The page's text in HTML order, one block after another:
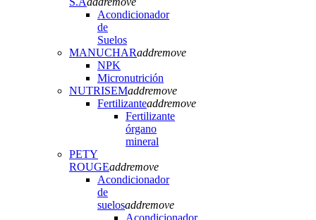
Acondicionador
de
Suelos
MANUCHARaddremove
NPK
Micronutrición
NUTRISEMaddremove
Fertilizanteaddremove
Fertilizante
órgano
mineral
PETY
ROUGEaddremove
Acondicionador
de
suelosaddremove
Acondicionador